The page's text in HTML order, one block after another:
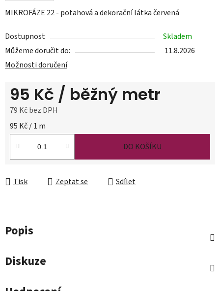
MIKROFÁZE 22 - potahová a dekorační látka červená
Dostupnost
Skladem
Můžeme doručit do:
11.8.2026
Možnosti doručení
95 Kč / běžný metr
79 Kč bez DPH
Měrná cena:
95 Kč / 1 m
DO KOŠÍKU
Tisk Zeptat se Sdílet
Popis
Diskuze